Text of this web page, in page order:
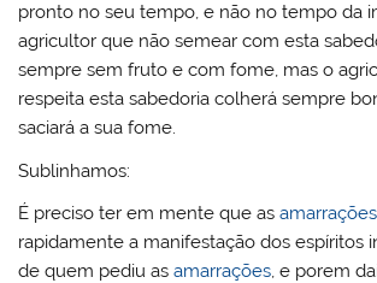
pronto no seu tempo, e não no tempo da
agricultor que não semear com esta
sempre sem fruto e com fome, mas o
respeita esta sabedoria colherá sempre
saciará a sua fome.
Sublinhamos:
É preciso ter em mente que asamarrações
rapidamente a manifestação dos espíritos
de quem pediu asamarrações, e porem